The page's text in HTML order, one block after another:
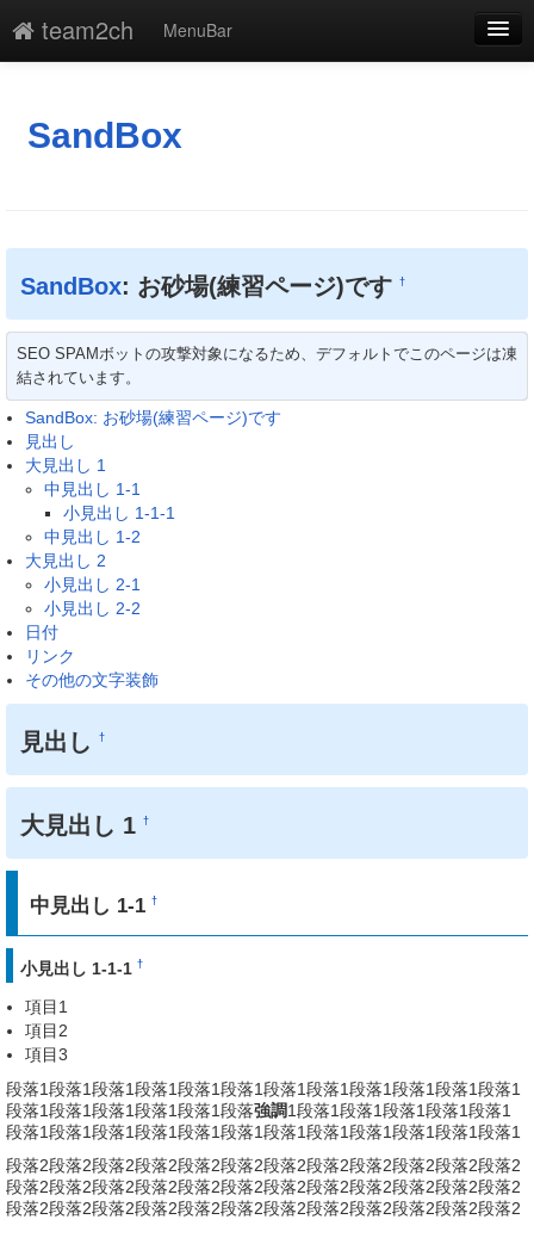
team2ch
MenuBar
添付
一覧
単語検索
SandBox
SandBox: お砂場(練習ページ)です†
SEO SPAMボットの攻撃対象になるため、デフォルトでこのページは凍
結されています。
SandBox: お砂場(練習ページ)です
見出し
大見出し 1
中見出し 1-1
小見出し 1-1-1
中見出し 1-2
大見出し 2
小見出し 2-1
小見出し 2-2
日付
リンク
その他の文字装飾
見出し †
大見出し 1†
中見出し 1-1†
小見出し 1-1-1 †
項目1
項目2
項目3
段落1段落1段落1段落1段落1段落1段落1段落1段落1段落1段落1段落1
段落1段落1段落1段落1段落1段落強調1段落1段落1段落1段落1段落1
段落1段落1段落1段落1段落1段落1段落1段落1段落1段落1段落1段落1
段落2段落2段落2段落2段落2段落2段落2段落2段落2段落2段落2段落2
段落2段落2段落2段落2段落2段落2段落2段落2段落2段落2段落2段落2
段落2段落2段落2段落2段落2段落2段落2段落2段落2段落2段落2段落2